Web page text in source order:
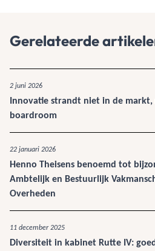
Gerelateerde
2 juni 2026
Innovatie strandt niet in de markt,
boardroom
22 januari 2026
Henno Theisens benoemd tot
Ambtelijk en Bestuurlijk
Overheden
11 december 2025
Diversiteit in kabinet Rutte IV: